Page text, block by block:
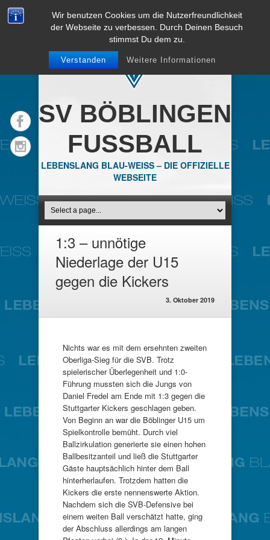
Wir benutzen Cookies um die Nutzerfreundlichkeit
der Webseite zu verbessen. Durch Deinen Besuch
stimmst Du dem zu.
Verstanden Weitere Informationen
SV BÖBLINGEN
FUSSBALL
LEBENSLANG BLAU-WEISS – DIE OFFIZIELLE
WEBSEITE
1:3 – unnötige
Niederlage der U15
gegen die Kickers
3. Oktober 2019
Nichts war es mit dem ersehnten zweiten
Oberliga-Sieg für die SVB. Trotz
spielerischer Überlegenheit und 1:0-
Führung mussten sich die Jungs von
Daniel Fredel am Ende mit 1:3 gegen die
Stuttgarter Kickers geschlagen geben.
Von Beginn an war die Böblinger U15 um
Spielkontrolle bemüht. Durch viel
Ballzirkulation generierte sie einen hohen
Ballbesitzanteil und ließ die Stuttgarter
Gäste hauptsächlich hinter dem Ball
hinterherlaufen. Trotzdem hatten die
Kickers die erste nennenswerte Aktion.
Nachdem sich die SVB-Defensive bei
einem weiten Ball verschätzt hatte, ging
der Abschluss allerdings am langen